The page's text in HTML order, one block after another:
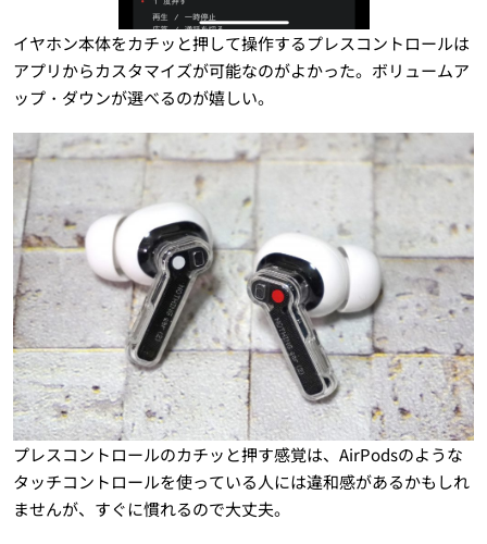
イヤホン本体をカチッと押して操作するプレスコントロールは
アプリからカスタマイズが可能なのがよかった。ボリュームア
ップ・ダウンが選べるのが嬉しい。
プレスコントロールのカチッと押す感覚は、AirPodsのような
タッチコントロールを使っている人には違和感があるかもしれ
ませんが、すぐに慣れるので大丈夫。